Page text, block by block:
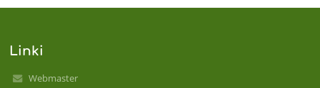
Linki
Webmaster